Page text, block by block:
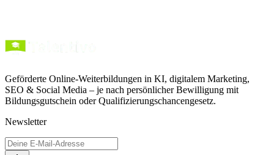
Geförderte Online-Weiterbildungen in KI, digitalem Marketing,
SEO & Social Media – je nach persönlicher Bewilligung mit
Bildungsgutschein oder Qualifizierungschancengesetz.
Newsletter